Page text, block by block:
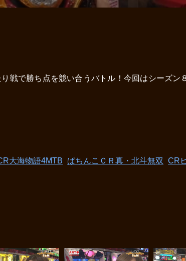
戦で勝ち点を競い合うバトル！今回はシーズ
大海物語4MTB ぱちんこＣＲ真・北斗無双
CR